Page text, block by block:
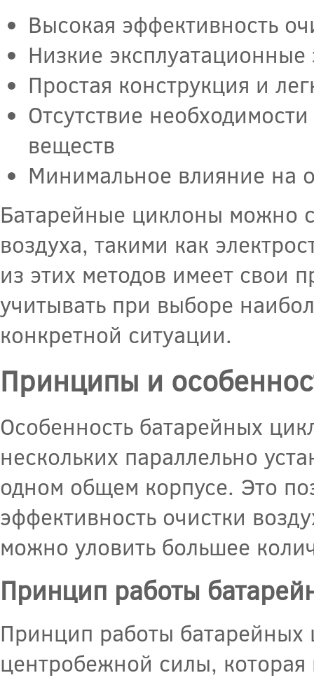
Высокая эффективность
Низкие
Простая конструкция и
Отсутствие
веществ
Минимальное влияние на
Батарейные циклоны можно
воздуха, такими как
из этих методов имеет свои
учитывать при выборе
конкретной ситуации.
Принципы и
Особенность батарейных
нескольких параллельно
одном общем корпусе. Это
эффективность очистки
можно уловить большее
Принцип работы
Принцип работы батарейных
центробежной силы,